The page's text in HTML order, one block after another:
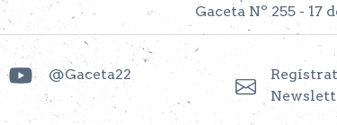
Gaceta Nº 255 - 17
@Gaceta22